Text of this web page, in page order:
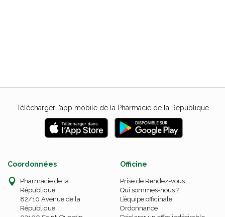
Télécharger l’app mobile de la Pharmacie de la République
Coordonnées
Pharmacie de la
République
82/10 Avenue de la
République
Officine
Prise de Rendez-vous
Qui sommes-nous ?
L’équipe officinale
Ordonnance